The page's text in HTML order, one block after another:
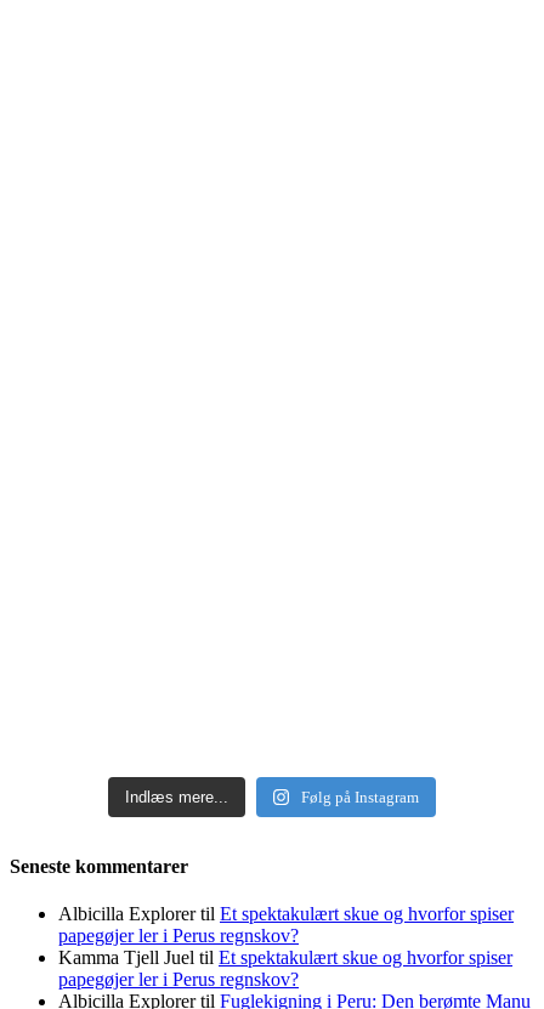
Indlæs mere... Følg på Instagram
Seneste kommentarer
Albicilla Explorertil Et spektakulært skue og hvorfor spiser
papegøjer ler i Perus regnskov?
Kamma Tjell Juel til Et spektakulært skue og hvorfor spiser
papegøjer ler i Perus regnskov?
Albicilla Explorertil Fuglekigning i Peru: Den berømte Manu